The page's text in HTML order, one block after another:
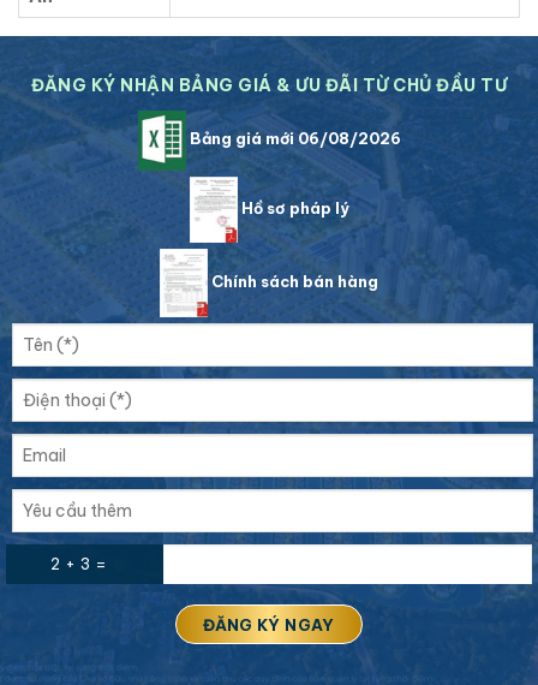
ĐĂNG KÝ NHẬN BẢNG GIÁ & ƯU ĐÃI TỪ CHỦ ĐẦU TƯ
Bảng giá mới 06/08/2026
Hồ sơ pháp lý
Chính sách bán hàng
2 + 3 =